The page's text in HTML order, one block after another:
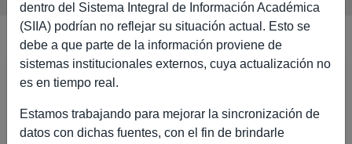
dentro del Sistema Integral de Información Académica
(SIIA) podrían no reflejar su situación actual. Esto se
debe a que parte de la información proviene de
sistemas institucionales externos, cuya actualización no
es en tiempo real.
Estamos trabajando para mejorar la sincronización de
datos con dichas fuentes, con el fin de brindarle